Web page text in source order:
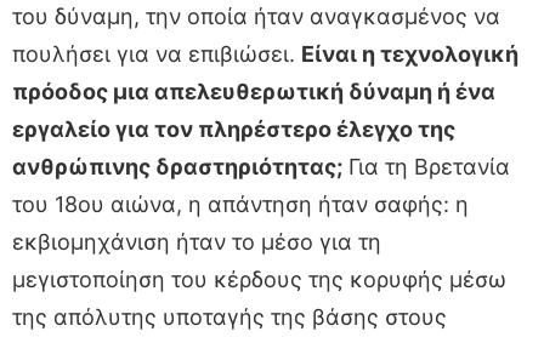
του δύναμη, την οποία ήταν αναγκασμένος να
πουλήσει για να επιβιώσει. Είναι η τεχνολογική
πρόοδος μια απελευθερωτική δύναμη ή ένα
εργαλείο για τον πληρέστερο έλεγχο της
ανθρώπινης δραστηριότητας; Για τη Βρετανία
του 18ου αιώνα, η απάντηση ήταν σαφής: η
εκβιομηχάνιση ήταν το μέσο για τη
μεγιστοποίηση του κέρδους της κορυφής μέσω
της απόλυτης υποταγής της βάσης στους